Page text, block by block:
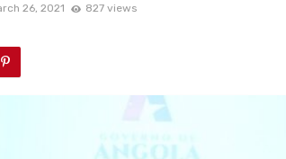
26, 2021 827 views